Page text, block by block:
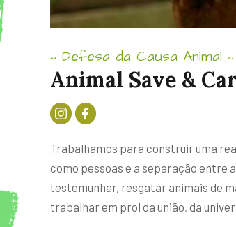
~ Defesa da Causa Animal ~
Animal Save &
Trabalhamos para construir uma
como pessoas e a separação entre
testemunhar, resgatar animais de
trabalhar em prol da união, da